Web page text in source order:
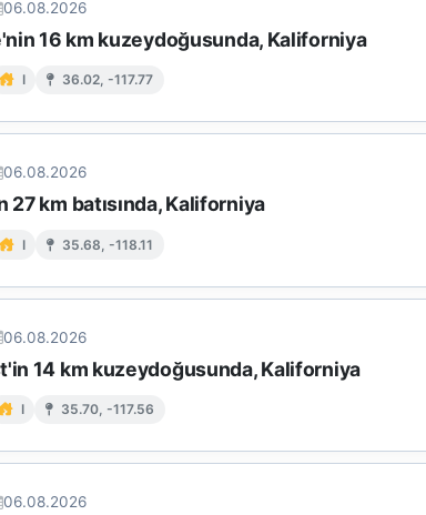
06.08.2026
16 km kuzeydoğusunda, Kaliforniya
I 36.02, -117.77
06.08.2026
27 km batısında, Kaliforniya
I 35.68, -118.11
06.08.2026
14 km kuzeydoğusunda, Kaliforniya
I 35.70, -117.56
06.08.2026